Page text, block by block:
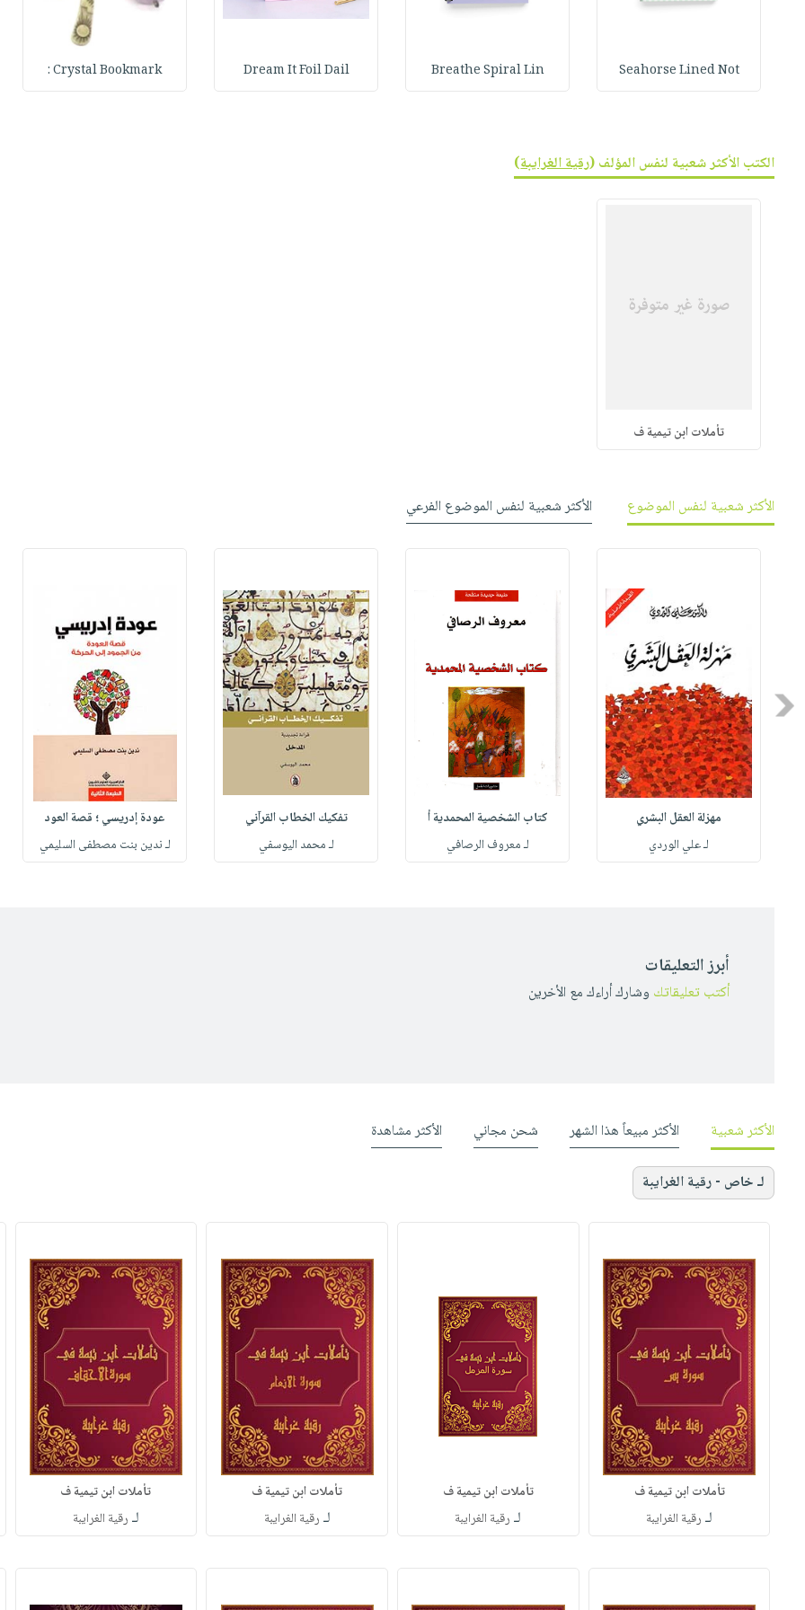
Seahorse Lined Not
Breathe Spiral Lin
Dream It Foil Dail
Crystal Bookmark :
الكتب الأكثر شعبية لنفس المؤلف (رقية الغرايبة)
تأملات ابن تيمية ف
الأكثر شعبية لنفس الموضوع الأكثر شعبية لنفس الموضوع الفرعي
Previous
مهزلة العقل البشري
لـ علي الوردي
كتاب الشخصية المحمدية أ
لـ معروف الرصافي
تفكيك الخطاب القرآني
لـ محمد اليوسفي
عودة إدريسي ؛ قصة العود
لـ ندين بنت مصطفى السليمي
أبرز التعليقات
أكتب تعليقاتك وشارك أراءك مع الأخرين
الأكثر شعبية الأكثر مبيعاً هذا الشهر شحن مجاني الأكثر مشاهدة
لـ خاص - رقية الغرايبة
تأملات ابن تيمية ف
لـ رقية الغرايبة
تأملات ابن تيمية ف
لـ رقية الغرايبة
تأملات ابن تيمية ف
لـ رقية الغرايبة
تأملات ابن تيمية ف
لـ رقية الغرايبة